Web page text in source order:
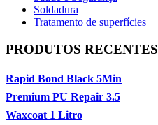
Soldadura
Tratamento de superfícies
PRODUTOS RECENTES
Rapid Bond Black 5Min
Premium PU Repair 3.5
Waxcoat 1 Litro